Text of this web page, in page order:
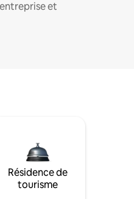
et
Résidence de
tourisme